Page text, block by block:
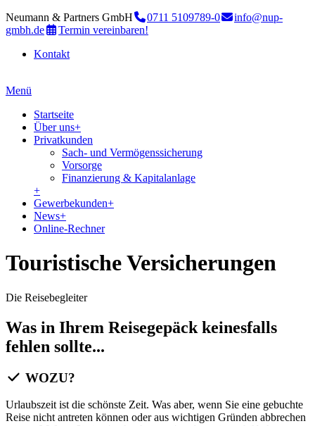
Neumann & Partners GmbH 0711 5109789-0
info@nup-
gmbh.de
Termin vereinbaren!
Kontakt
Menü
Startseite
Über uns+
Privatkunden
Sach- und Vermögenssicherung
Vorsorge
Finanzierung & Kapitalanlage
+
Gewerbekunden+
News+
Online-Rechner
Touristische Versicherungen
Die Reisebegleiter
Was in Ihrem Reisegepäck keinesfalls
fehlen sollte...
WOZU?
Urlaubszeit ist die schönste Zeit. Was aber, wenn Sie eine gebuchte
Reise nicht antreten können oder aus wichtigen Gründen abbrechen